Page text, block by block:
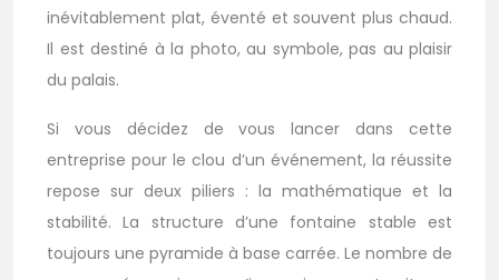
inévitablement plat, éventé et souvent plus chaud.
Il est destiné à la photo, au symbole, pas au plaisir
du palais.
Si vous décidez de vous lancer dans cette
entreprise pour le clou d’un événement, la réussite
repose sur deux piliers : la mathématique et la
stabilité. La structure d’une fontaine stable est
toujours une pyramide à base carrée. Le nombre de